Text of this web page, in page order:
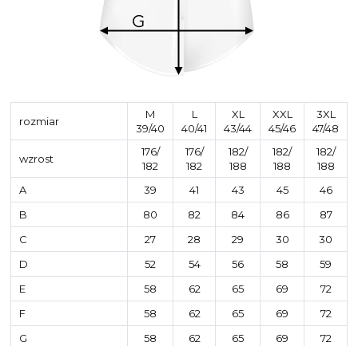
rozmiar
M
39/40
L
40/41
XL
43/44
XXL
45/46
3XL
47/48
wzrost
176/
182
176/
182
182/
188
182/
188
182/
188
A
39 41 43 45
46
B
80 82 84 86
87
C
27 28 29 30
30
D
52 54 56 58
59
E
58 62 65 69
72
F
58 62 65 69
72
G
58 62 65 69 72